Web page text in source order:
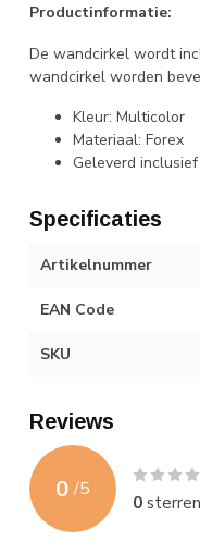
Productinformatie:
De wandcirkel wordt
wandcirkel worden
Kleur: Multicolor
Materiaal: Forex
Geleverd
Specificaties
Artikelnummer
EAN Code
SKU
Reviews
0 /5
0